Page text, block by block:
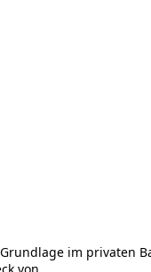
im
von…